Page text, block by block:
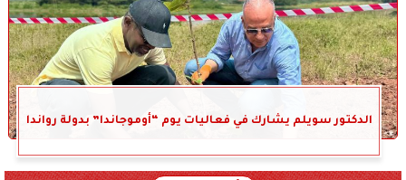
الدكتور سويلم يشارك في فعاليات يوم “أوموجاندا” بدولة رواندا